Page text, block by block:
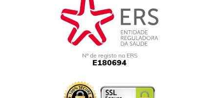
Nº de registo na ERS
E180694